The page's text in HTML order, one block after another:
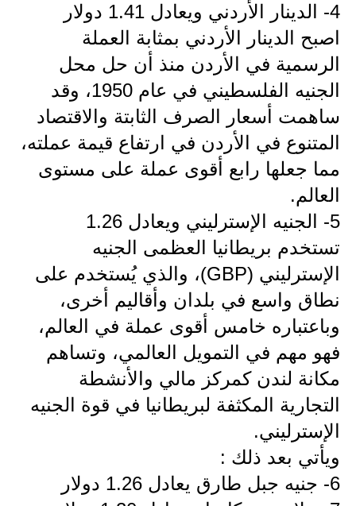
المرحلة الابتدائية
المرحلة المتوسطة
المرحلة الاعدادية
مواضيع انشاء
المرحلة الابتدائية
المرحلة الاعدادية
الجامعات
اخبار وقرارات وزارة التعليم
العالي
استمارة القبول المركزي
نتائج القبول المركزي
العطل
4- الدينار الأردني ويعادل 1.41 دولار
اصبح الدينار الأردني بمثابة العملة
الرسمية في الأردن منذ أن حل محل
الجنيه الفلسطيني في عام 1950، وقد
ساهمت أسعار الصرف الثابتة والاقتصاد
المتنوع في الأردن في ارتفاع قيمة عملته،
مما جعلها رابع أقوى عملة على مستوى
العالم.
5- الجنيه الإسترليني ويعادل 1.26
تستخدم بريطانيا العظمى الجنيه
الإسترليني (GBP)، والذي يُستخدم على
نطاق واسع في بلدان وأقاليم أخرى،
وباعتباره خامس أقوى عملة في العالم،
فهو مهم في التمويل العالمي، وتساهم
مكانة لندن كمركز مالي والأنشطة
التجارية المكثفة لبريطانيا في قوة الجنيه
الإسترليني.
ويأتي بعد ذلك :
6- جنيه جبل طارق يعادل 1.26 دولار